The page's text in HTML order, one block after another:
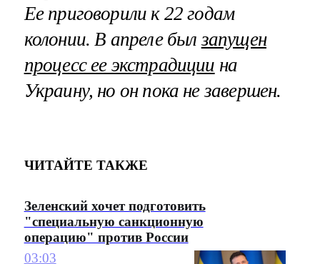
Ее приговорили к 22 годам
колонии. В апреле былзапущен
процесс ее экстрадиции на
Украину, но он пока не завершен.
ЧИТАЙТЕ ТАКЖЕ
Зеленский хочет подготовить
"специальную санкционную
операцию" против России
03:03